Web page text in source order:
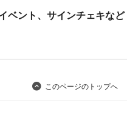
ベント、サインチェキなど
このページのトップへ